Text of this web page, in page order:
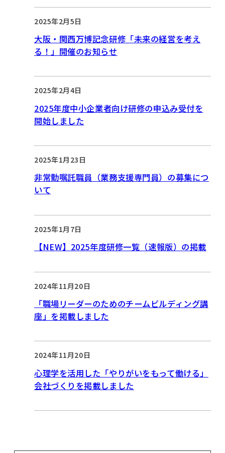
2025年2月5日
大阪・関西万博記念研修「未来の経営を考え
る！」開催のお知らせ
2025年2月4日
2025年度中小企業者向け研修の申込み受付を
開始しました
2025年1月23日
非常勤嘱託職員（業務支援専門員）の募集につ
いて
2025年1月7日
【NEW】2025年度研修一覧（速報版）の掲載
2024年11月20日
「職場リーダーのためのチームビルディング講
座」を掲載しました
2024年11月20日
心理学を活用した「やりがいをもって働ける」
会社づくりを掲載しました